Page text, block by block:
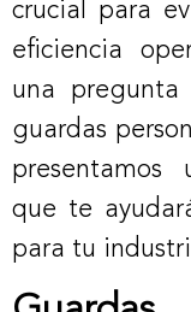
crucial para
eficiencia
una
guardas
presentamos
que te
para tu